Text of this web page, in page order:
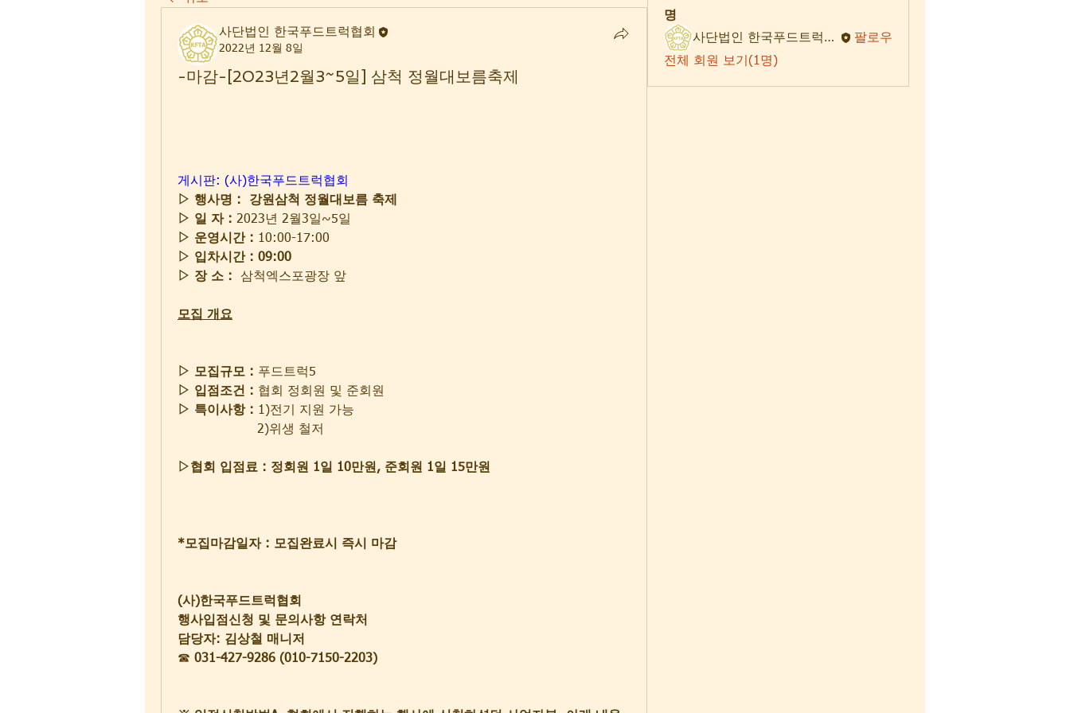
사단법인 한국푸드트럭협회
2022년 12월 8일
-마감-[2023년2월3~5일] 삼척 정월대보름축제
게시판: (사)한국푸드트럭협회
▷ 행사명 :  강원삼척 정월대보름 축제
▷ 일 자 : 2023년 2월3일~5일
▷ 운영시간 : 10:00-17:00
▷ 입차시간 : 09:00
▷ 장 소 :
  삼척엑스포광장 앞
모집 개요
▷ 모집규모 : 푸드트럭5
▷ 입점조건 : 협회 정회원 및 준회원
▷ 특이사항 : 1)전기 지원 가능
                    2)위생 철저
▷협회 입점료 : 정회원 1일 10만원, 준회원 1일 15만원
*모집마감일자 : 모집완료시 즉시 마감
(사)한국푸드트럭협회
행사입점신청 및 문의사항 연락처
담당자: 김상철 매니저
☎ 031-427-9286 (010-7150-2203)
명
사단법인 한국푸드트럭협회
팔로우
전체 회원 보기(1명)